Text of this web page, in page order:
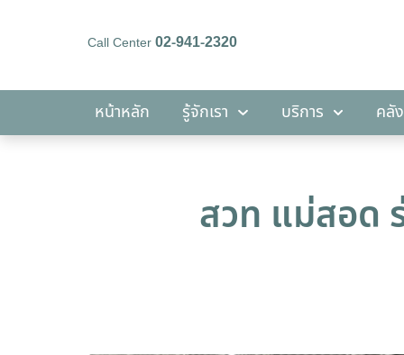
Call Center02-941-2320
หน้าหลัก รู้จักเรา บริการ คลั
สวท แม่สอด